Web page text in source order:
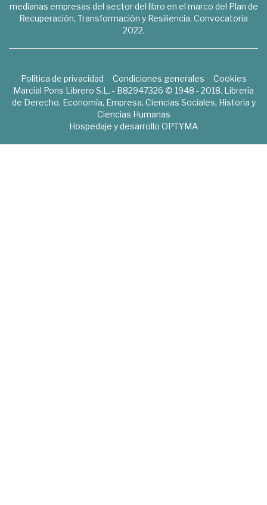
medianas empresas del sector del libro en el marco del Plan de
Recuperación, Transformación y Resiliencia. Convocatoria
2022.
Política de privacidad Condiciones generales
Cookies
Marcial Pons Librero S.L. - B82947326 © 1948 - 2018. Librería
de Derecho, Economía, Empresa, Ciencias Sociales, Historia y
Ciencias Humanas
Hospedaje y desarrollo OPTYMA